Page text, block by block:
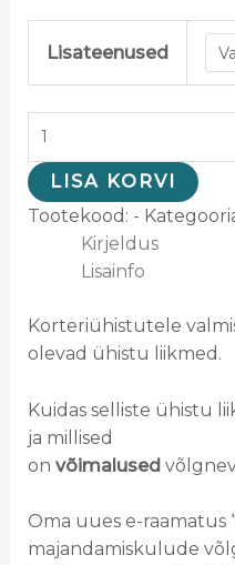
Lisateenused
LISA KORVI
Tootekood: -
Kirjeldus
Lisainfo
Korteriühistutele
olevad ühistu liikmed.
Kuidas selliste ühistu
ja millised
on võimalused
Oma uues e-raamatus
majandamiskulude